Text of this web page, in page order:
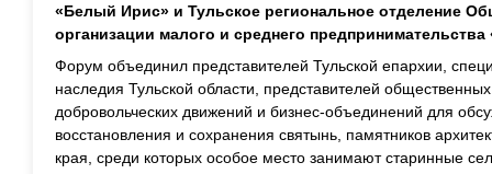
«Белый Ирис» и Тульское региональное отделение
организации малого и среднего
Форум объединил представителей Тульской епархии,
наследия Тульской области, представителей
добровольческих движений и бизнес-объединений для
восстановления и сохранения святынь, памятников
края, среди которых особое место занимают старинные